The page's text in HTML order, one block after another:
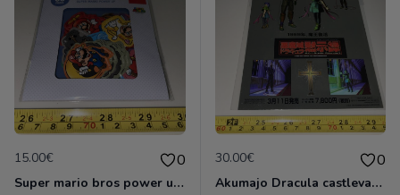
15.00€ 0
Super mario bros power up nintendo store tokyo japon flake seal 60 stickers exclusif neuf
30.00€ 0
Akumajo Dracula castlevania 64 n64 Nintendo Japon officiel collector stickers 1999 Konami